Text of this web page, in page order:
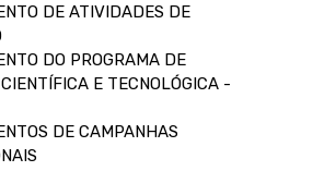
DE ATIVIDADES DE
DO PROGRAMA DE
E TECNOLÓGICA -
DE CAMPANHAS